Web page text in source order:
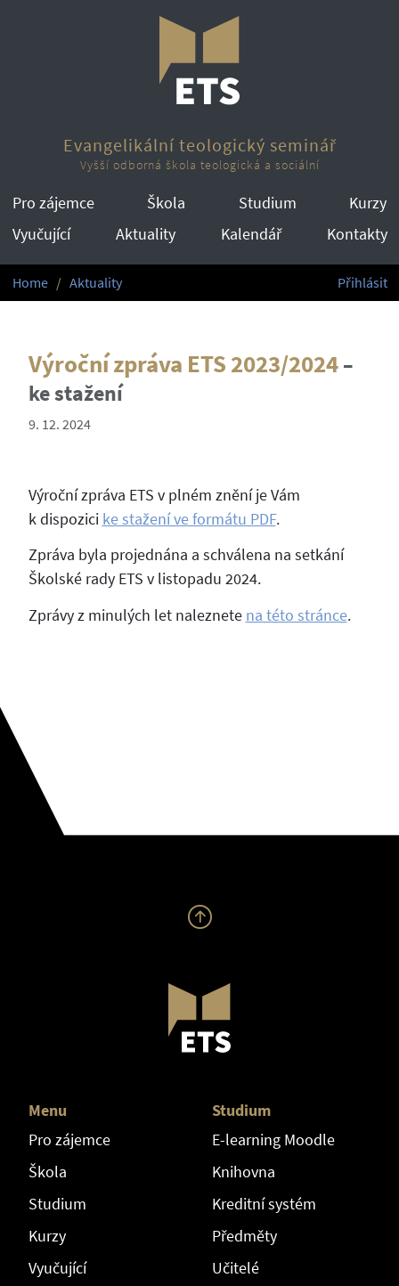
Evangelikální teologický seminář
Vyšší odborná škola teologická a sociální
Pro zájemce Škola Studium
Kurzy
Vyučující
Aktuality Kalendář Kontakty
Home Aktuality Přihlásit
Výroční zpráva ETS 2023/2024 –
ke stažení
9. 12. 2024
Výroční zpráva ETS v plném znění je Vám
k dispozici ke stažení ve formátu PDF.
Zpráva byla projednána a schválena na setkání
Školské rady ETS v listopadu 2024.
Zprávy z minulých let naleznete na této stránce.
Menu
Pro zájemce
Škola
Studium
Kurzy
Vyučující
Studium
E-learning Moodle
Knihovna
Kreditní systém
Předměty
Učitelé